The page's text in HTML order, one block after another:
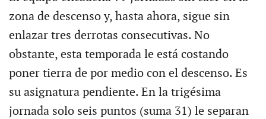
zona de descenso y, hasta ahora, sigue sin
enlazar tres derrotas consecutivas. No
obstante, esta temporada le está costando
poner tierra de por medio con el descenso. Es
su asignatura pendiente. En la trigésima
jornada solo seis puntos (suma 31) le separan